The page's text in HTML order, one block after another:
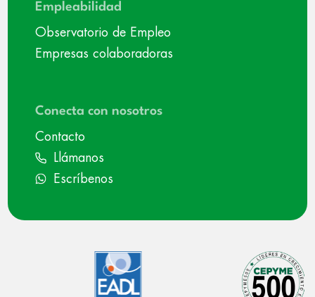
Empleabilidad
Observatorio de Empleo
Empresas colaboradoras
Conecta con nosotros
Contacto
Llámanos
Escríbenos